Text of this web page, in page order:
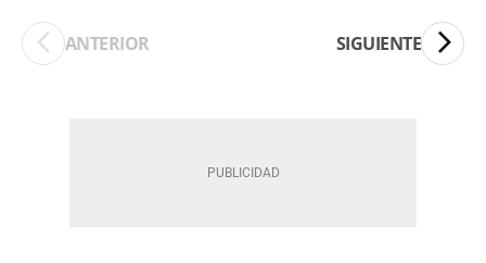
ANTERIOR SIGUIENTE